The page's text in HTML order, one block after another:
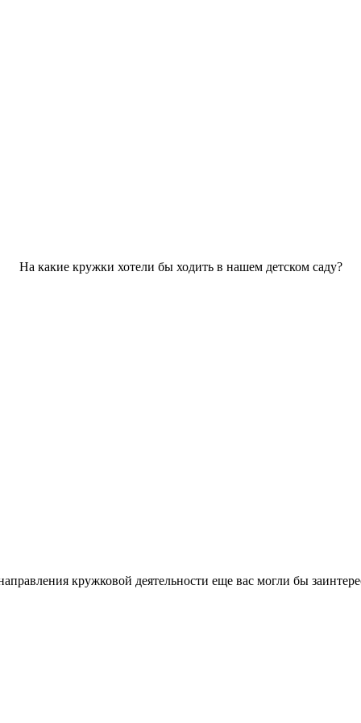
На какие кружки хотели бы ходить в нашем детском саду?
кружковой деятельности еще вас могли бы